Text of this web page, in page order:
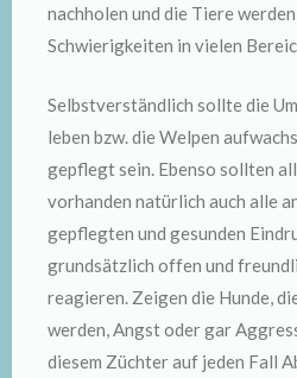
nachholen und die Tiere
Schwierigkeiten in vielen
Selbstverständlich sollte die
leben bzw. die Welpen
gepflegt sein. Ebenso sollten
vorhanden natürlich auch alle
gepflegten und gesunden
grundsätzlich offen und
reagieren. Zeigen die Hunde,
werden, Angst oder gar
diesem Züchter auf jeden Fall